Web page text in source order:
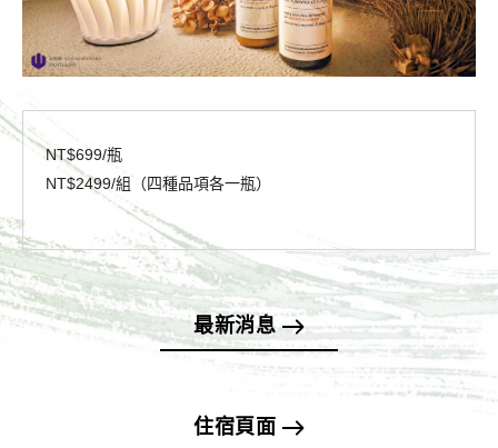
NT$699/瓶
NT$2499/組（四種品項各一瓶）
最新消息
住宿頁面